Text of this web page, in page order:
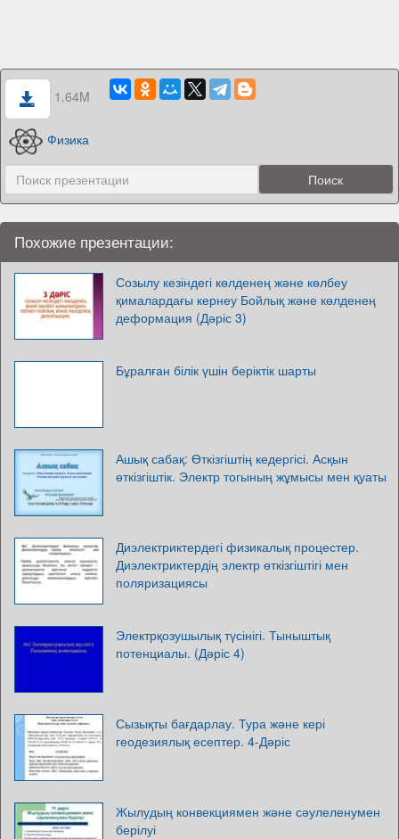
1.64M
Физика
Похожие презентации:
Созылу кезіндегі көлденең және көлбеу
қималардағы кернеу Бойлық және көлденең
деформация (Дәріс 3)
Бұралған білік үшін беріктік шарты
Ашық сабақ: Өткізгіштің кедергісі. Асқын
өткізгіштік. Электр тогының жұмысы мен қуаты
Диэлектриктердегі физикалық процестер.
Диэлектриктердің электр өткізгіштігі мен
поляризациясы
Электрқозушылық түсінігі. Тыныштық
потенциалы. (Дәріс 4)
Сызықты бағдарлау. Тура және кері
геодезиялық есептер. 4-Дәріс
Жылудың конвекциямен және сәулеленумен
берілуі